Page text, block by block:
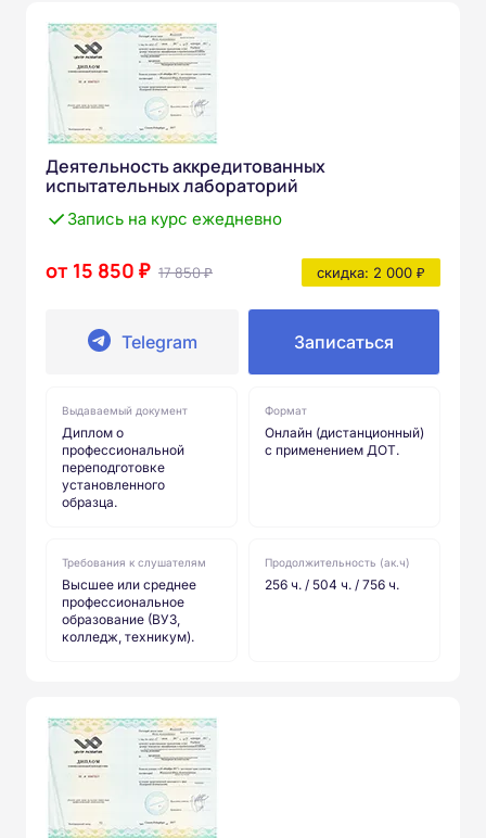
Деятельность аккредитованных
испытательных лабораторий
Запись на курс ежедневно
от 15 850 ₽ 17 850 ₽ скидка: 2 000 ₽
Telegram Записаться
Выдаваемый документ
Диплом о
профессиональной
переподготовке
установленного
образца.
Формат
Онлайн (дистанционный)
с применением ДОТ.
Требования к слушателям
Высшее или среднее
профессиональное
образование (ВУЗ,
колледж, техникум).
Продолжительность (ак.ч)
256 ч. / 504 ч. / 756 ч.